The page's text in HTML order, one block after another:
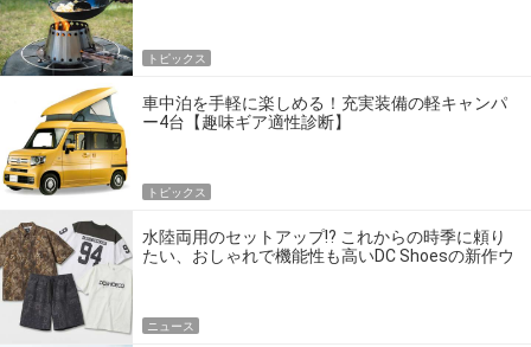
トピックス
車中泊を手軽に楽しめる！充実装備の軽キャンパ
ー4台【趣味ギア適性診断】
トピックス
水陸両用のセットアップ!? これからの時季に頼り
たい、おしゃれで機能性も高いDC Shoesの新作ウ
ニュース